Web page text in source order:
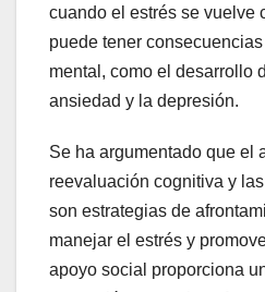
cuando el estrés se vuelve
puede tener
mental, como el desarrollo
ansiedad y la depresión.
Se ha argumentado que el
reevaluación cognitiva y
son estrategias de
manejar el estrés y
apoyo social proporciona